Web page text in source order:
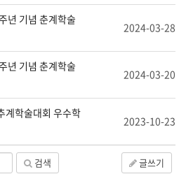
년 기념 춘계학술
2024-03-28
년 기념 춘계학술
2024-03-20
계학술대회 우수학
2023-10-23
검색 글쓰기